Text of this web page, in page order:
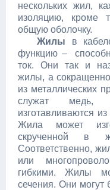
нескольких жил,
изоляцию,
общую оболочку.
Жилы в
функцию –
ток. Они так и
жилы, а
из металлических
служат медь,
изготавливаются
Жила может
скрученной в
Соответственно,
или
гибкими. Жилы
сечения. Они могут